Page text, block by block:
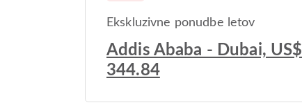
Ekskluzivne ponudbe letov
Addis Ababa - Dubai, US$
344.84